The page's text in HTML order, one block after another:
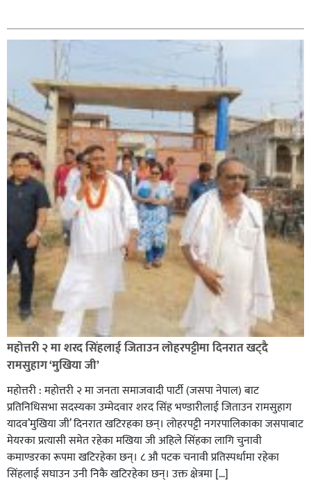
सिराहा-२ मा संजय यादव भिड्ने !
रक्तदान सेवामा जिल्लामै दोस्रो स्थान ल्याएकोमा जनमत नेताद्वय
रेडक्रस सिराहा द्वारा सम्मानित
महोत्तरी २ मा शरद सिंहलाई जिताउन लोहरपट्टीमा दिनरात खट्दै
रामसुहाग ‘मुखिया जी’
महोत्तरी : महोत्तरी २ मा जनता समाजवादी पार्टी (जसपा नेपाल) बाट
प्रतिनिधिसभा सदस्यका उम्मेदवार शरद सिंह भण्डारीलाई जिताउन रामसुहाग
यादव’मुखिया जी’ दिनरात खटिरहका छन्। लोहरपट्टी नगरपालिकाका जसपाबाट
मेयरका प्रत्यासी समेत रहेका मखिया जी अहिले सिंहका लागि चुनावी
कमाण्डरका रूपमा खटिरहेका छन्। ८ औ पटक चनावी प्रतिस्पर्धामा रहेका
सिंहलाई सघाउन उनी निकै खटिरहेका छन्। उक्त क्षेत्रमा […]